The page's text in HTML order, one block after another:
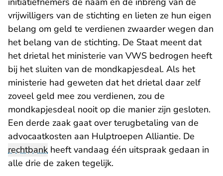
vrijwilligers van de stichting en lieten ze hun eigen
belang om geld te verdienen zwaarder wegen dan
het belang van de stichting. De Staat meent dat
het drietal het ministerie van VWS bedrogen heeft
bij het sluiten van de mondkapjesdeal. Als het
ministerie had geweten dat het drietal daar zelf
zoveel geld mee zou verdienen, zou de
mondkapjesdeal nooit op die manier zijn gesloten.
Een derde zaak gaat over terugbetaling van de
advocaatkosten aan Hulptroepen Alliantie. De
rechtbank heeft vandaag één uitspraak gedaan in
alle drie de zaken tegelijk.